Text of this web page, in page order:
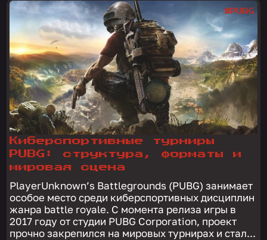
Киберспортивные турниры
PUBG: структура, форматы и
мировая сцена
PlayerUnknown’s Battlegrounds (PUBG) занимает
особое место среди киберспортивных дисциплин
жанра battle royale. С момента релиза игры в
2017 году от студии PUBG Corporation, проект
прочно закрепился на мировых турнирах и стал...
#PUBG